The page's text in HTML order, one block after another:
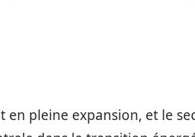
en pleine expansion, et le